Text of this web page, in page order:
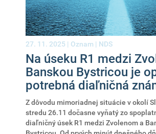
27. 11. 2025 | Oznam | NDS
Na úseku R1 medzi
Banskou Bystricou je
potrebná diaľničná
Z dôvodu mimoriadnej situácie v okolí
stredu 26.11 dočasne vyňatý zo
diaľničný úsek R1 medzi Zvolenom a